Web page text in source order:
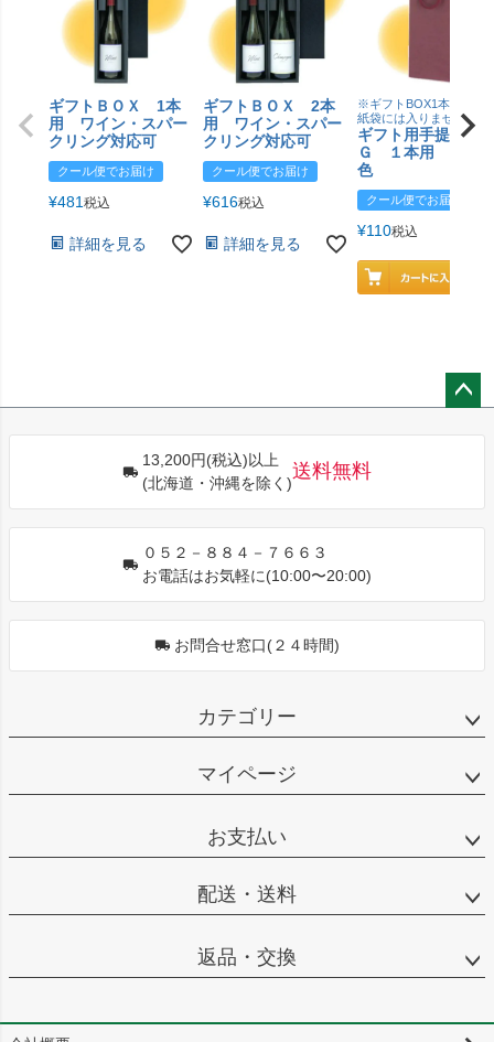
ギフトＢＯＸ 1本
用 ワイン・スパー
クリング対応可
クール便でお届け
¥481 税込
詳細を見る
ギフトＢＯＸ 2本
用 ワイン・スパー
クリング対応可
クール便でお届け
¥616税込
詳細を見る
※ギフトBOX1本用はこ
紙袋には入りません
ギフト用手提げＢ
Ｇ １本用 エン
色
クール便でお届け
¥110税込
13,200円(税込)以上
(北海道・沖縄を除く)
送料無料
０５２－８８４－７６６３
お電話はお気軽に(10:00〜20:00)
お問合せ窓口(２４時間)
カテゴリー
マイページ
お支払い
配送・送料
返品・交換